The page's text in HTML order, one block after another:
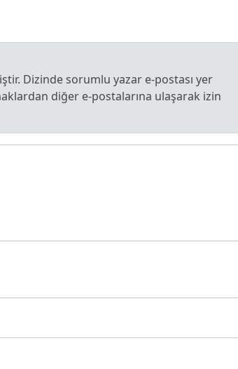
Dizinde sorumlu yazar e-postası yer
diğer e-postalarına ulaşarak izin